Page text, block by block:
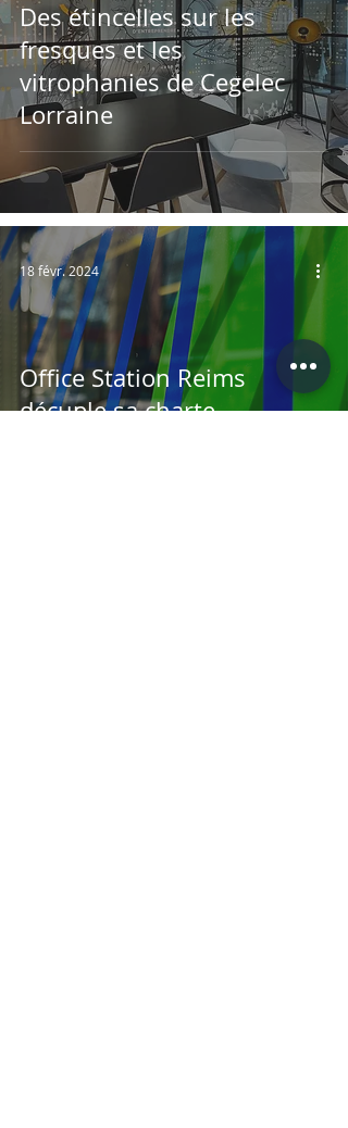
Des étincelles sur les
fresques et les
vitrophanies de Cegelec
Lorraine
Office Station Reims
décuple sa charte
18 févr. 2024